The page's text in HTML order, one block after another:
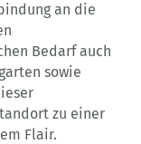
an die
Bedarf auch
sowie
zu einer
Flair.